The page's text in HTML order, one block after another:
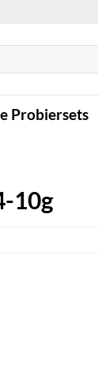
Probiersets
10g